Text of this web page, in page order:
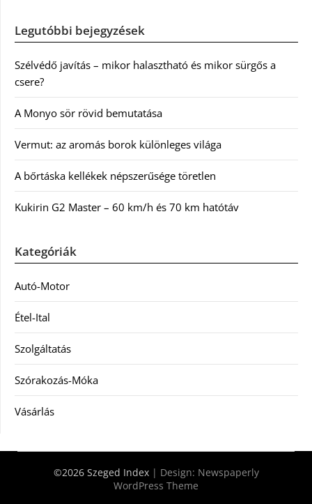
Legutóbbi bejegyzések
Szélvédő javítás – mikor halasztható és mikor sürgős a
csere?
A Monyo sör rövid bemutatása
Vermut: az aromás borok különleges világa
A bőrtáska kellékek népszerűsége töretlen
Kukirin G2 Master – 60 km/h és 70 km hatótáv
Kategóriák
Autó-Motor
Étel-Ital
Szolgáltatás
Szórakozás-Móka
Vásárlás
©2026 Szeged Index | Design: Newspaperly
WordPress Theme